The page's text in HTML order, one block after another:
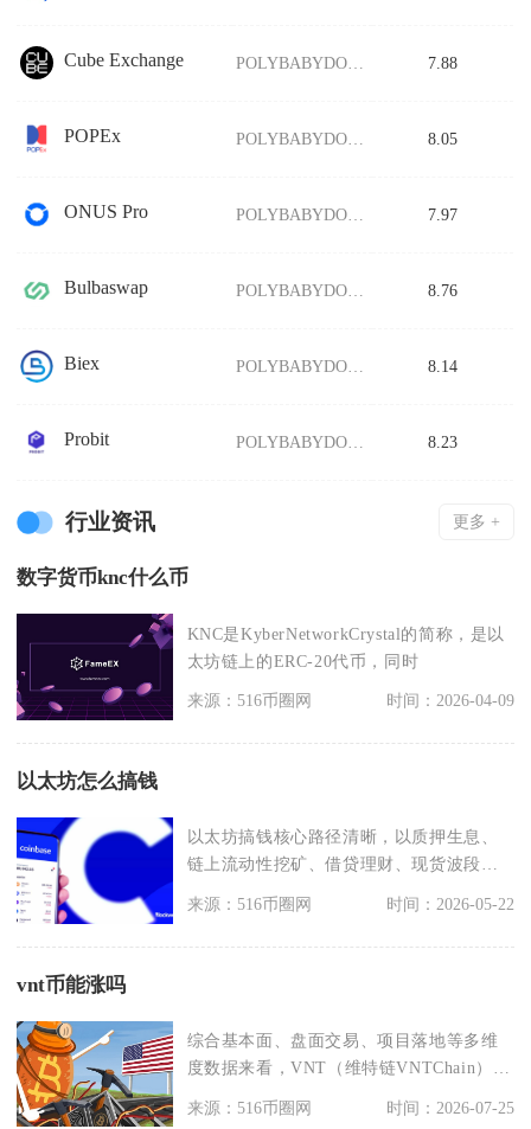
Cube Exchange POLYBABYDOGE/USDT 7.88
POPEx POLYBABYDOGE/USDT 8.05
ONUS Pro POLYBABYDOGE/USDT 7.97
Bulbaswap POLYBABYDOGE/USDT 8.76
Biex POLYBABYDOGE/USDT 8.14
Probit POLYBABYDOGE/USDT 8.23
行业资讯 更多 +
数字货币knc什么币
KNC是KyberNetworkCrystal的简称，是以
太坊链上的ERC-20代币，同时
来源：516币圈网 时间：2026-04-09
以太坊怎么搞钱
以太坊搞钱核心路径清晰，以质押生息、
链上流动性挖矿、借贷理财、现货波段交
易为主，叠加Lay
来源：516币圈网 时间：2026-05-22
vnt币能涨吗
综合基本面、盘面交易、项目落地等多维
度数据来看，VNT（维特链VNTChain）中
来源：516币圈网 时间：2026-07-25